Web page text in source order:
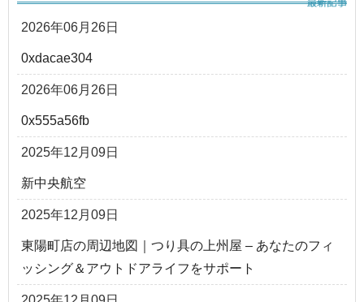
2026年06月26日
0xdacae304
2026年06月26日
0x555a56fb
2025年12月09日
新中央航空
2025年12月09日
東陽町店の周辺地図｜つり具の上州屋 – あなたのフィ
ッシング＆アウトドアライフをサポート